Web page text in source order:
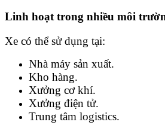
Linh hoạt trong nhiều môi
Xe có thể sử dụng tại:
Nhà máy sản xuất.
Kho hàng.
Xưởng cơ khí.
Xưởng điện tử.
Trung tâm logistics.